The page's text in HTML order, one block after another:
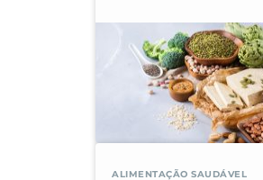
ALIMENTAÇÃO SAUDÁVEL